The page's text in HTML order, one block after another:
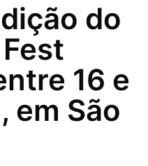
do
16 e
em São